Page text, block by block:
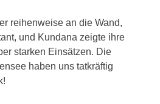
reihenweise an die Wand,
und Kundana zeigte ihre
starken Einsätzen. Die
haben uns tatkräftig